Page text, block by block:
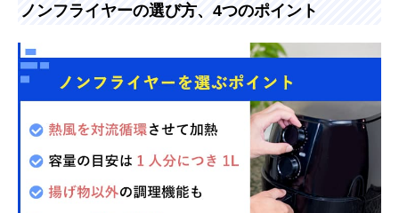
ノンフライヤーの選び方、4つのポイント